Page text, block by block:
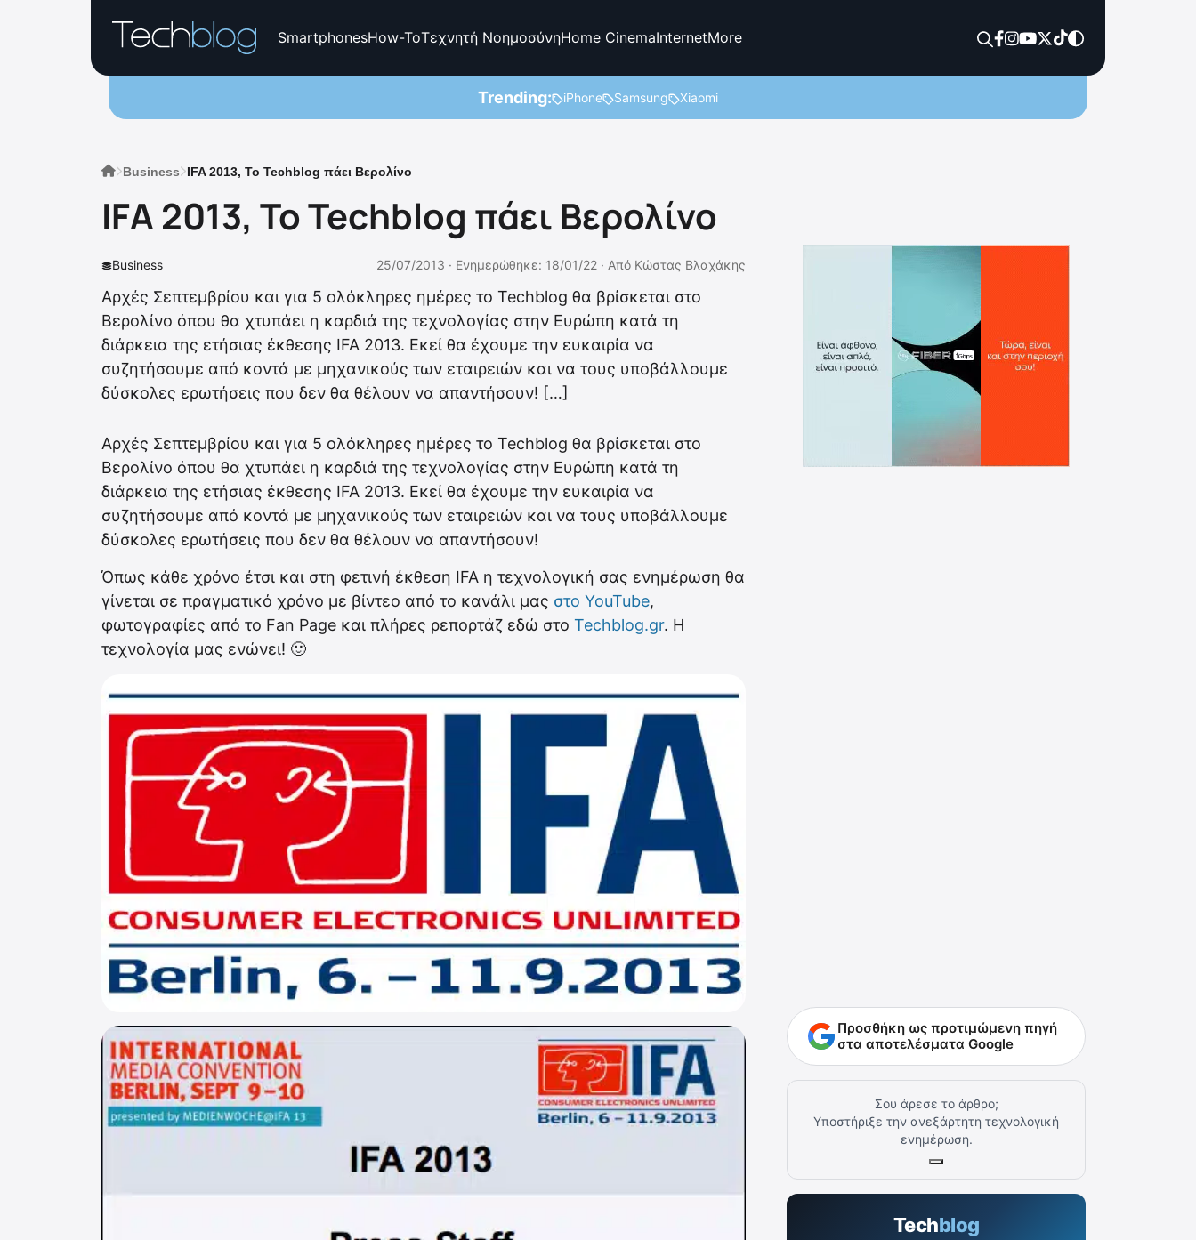
SmartphonesHow-ToΤεχνητή ΝοημοσύνηHome CinemaInternetMore
Trending: iPhone Samsung Xiaomi
Business IFA 2013, Το Techblog πάει Βερολίνο
IFA 2013, Το Techblog πάει Βερολίνο
Business 25/07/2013 · Ενημερώθηκε: 18/01/22 · Από Κώστας Βλαχάκης
Αρχές Σεπτεμβρίου και για 5 ολόκληρες ημέρες το Techblog θα βρίσκεται στο
Βερολίνο όπου θα χτυπάει η καρδιά της τεχνολογίας στην Ευρώπη κατά τη
διάρκεια της ετήσιας έκθεσης IFA 2013. Εκεί θα έχουμε την ευκαιρία να
συζητήσουμε από κοντά με μηχανικούς των εταιρειών και να τους υποβάλλουμε
δύσκολες ερωτήσεις που δεν θα θέλουν να απαντήσουν! […]
Αρχές Σεπτεμβρίου και για 5 ολόκληρες ημέρες το Techblog θα βρίσκεται στο
Βερολίνο όπου θα χτυπάει η καρδιά της τεχνολογίας στην Ευρώπη κατά τη
διάρκεια της ετήσιας έκθεσης IFA 2013. Εκεί θα έχουμε την ευκαιρία να
συζητήσουμε από κοντά με μηχανικούς των εταιρειών και να τους υποβάλλουμε
δύσκολες ερωτήσεις που δεν θα θέλουν να απαντήσουν!
Όπως κάθε χρόνο έτσι και στη φετινή έκθεση IFA η τεχνολογική σας ενημέρωση θα
γίνεται σε πραγματικό χρόνο με βίντεο από το κανάλι μας στο YouTube,
φωτογραφίες από το Fan Page και πλήρες ρεπορτάζ εδώ στο Techblog.gr. Η
τεχνολογία μας ενώνει! 🙂
Προσθήκη ως προτιμώμενη πηγή
στα αποτελέσματα Google
Σου άρεσε το άρθρο;
Υποστήριξε την ανεξάρτητη τεχνολογική
ενημέρωση.
Techblog